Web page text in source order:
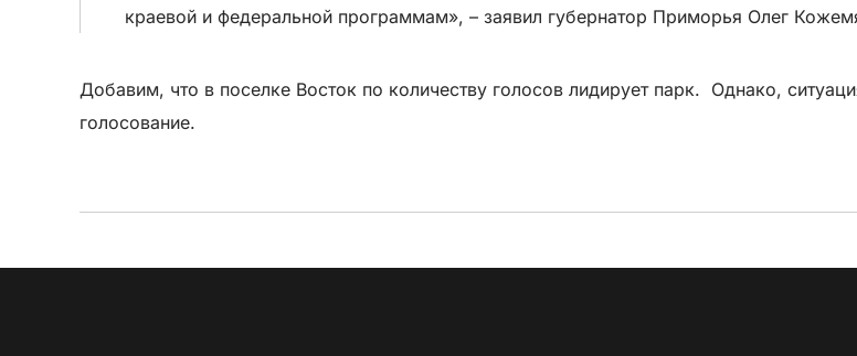
краевой и федеральной программам», – заявил губернатор Приморья Олег
Добавим, что в поселке Восток по количеству голосов лидирует парк. Однако,
голосование.